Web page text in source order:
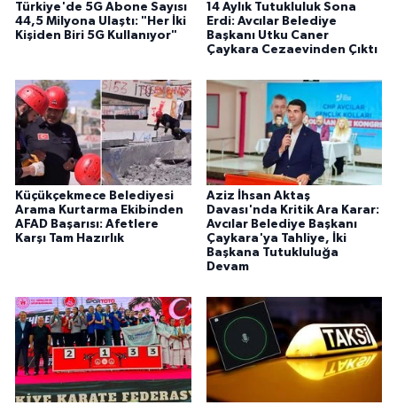
Türkiye'de 5G Abone Sayısı
44,5 Milyona Ulaştı: "Her İki
Kişiden Biri 5G Kullanıyor"
14 Aylık Tutukluluk Sona
Erdi: Avcılar Belediye
Başkanı Utku Caner
Çaykara Cezaevinden Çıktı
Küçükçekmece Belediyesi
Arama Kurtarma Ekibinden
AFAD Başarısı: Afetlere
Karşı Tam Hazırlık
Aziz İhsan Aktaş
Davası'nda Kritik Ara Karar:
Avcılar Belediye Başkanı
Çaykara'ya Tahliye, İki
Başkana Tutukluluğa
Devam